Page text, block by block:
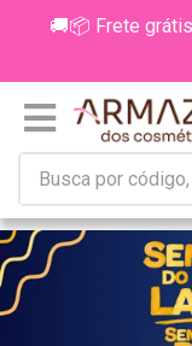
🚚📦 Frete